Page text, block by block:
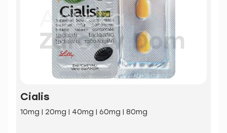
Cialis
10mg | 20mg | 40mg | 60mg | 80mg